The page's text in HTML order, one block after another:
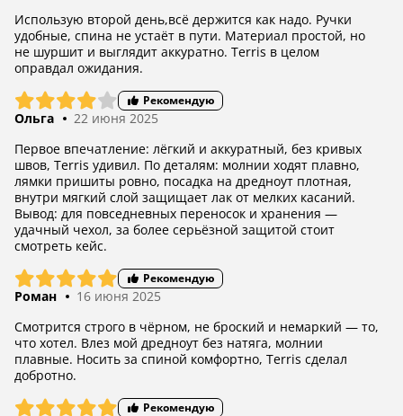
Использую второй день,всё держится как надо. Ручки
удобные, спина не устаёт в пути. Материал простой, но
не шуршит и выглядит аккуратно. Terris в целом
оправдал ожидания.
Ольга
22 июня 2025
Первое впечатление: лёгкий и аккуратный, без кривых
швов, Terris удивил. По деталям: молнии ходят плавно,
лямки пришиты ровно, посадка на дредноут плотная,
внутри мягкий слой защищает лак от мелких касаний.
Вывод: для повседневных переносок и хранения —
удачный чехол, за более серьёзной защитой стоит
смотреть кейс.
Рекомендую
Роман
16 июня 2025
Смотрится строго в чёрном, не броский и немаркий — то,
что хотел. Влез мой дредноут без натяга, молнии
плавные. Носить за спиной комфортно, Terris сделал
добротно.
Рекомендую
Рекомендую